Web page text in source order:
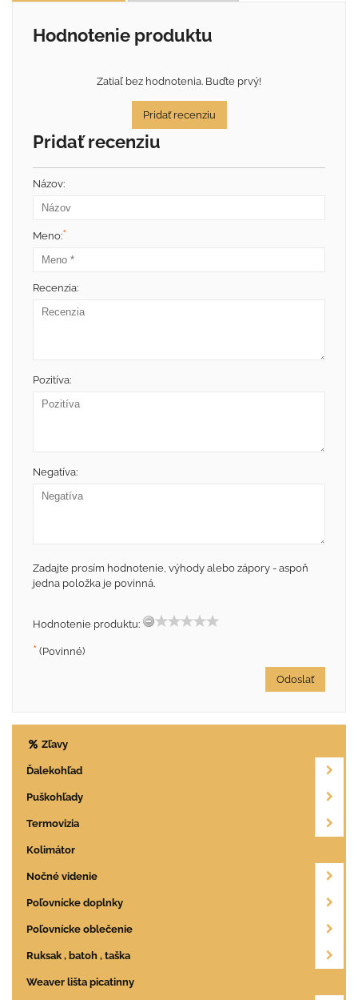
Hodnotenie produktu
Zatiaľ bez hodnotenia. Buďte prvý!
Pridať recenziu
Pridať recenziu
Názov:
Meno:*
Recenzia:
Pozitíva:
Negatíva:
Zadajte prosím hodnotenie, výhody alebo zápory - aspoň
jedna položka je povinná.
Hodnotenie produktu:
* (Povinné)
Odoslať
Zľavy
Ďalekohľad
Puškohľady
Termovizia
Kolimátor
Nočné videnie
Poľovnícke doplnky
Poľovnícke oblečenie
Ruksak , batoh , taška
Weaver lišta picatinny